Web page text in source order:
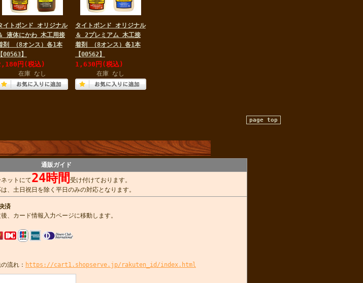
イトボンド オリジナル
液体にかわ 木工用接
剤 （8オンス）各1本
【00563】
円 (税込)
在庫 なし
タイトボンド オリジナル
＆ 2プレミアム 木工接
着剤 （8オンス）各1本
【00562】
1,630円 (税込)
在庫 なし
page top
通販ガイド
ットにて24時間 受け付けております。
、土日祝日を除く平日のみの対応となります。
済
、カード情報入力ページに移動します。
流れ： https://cart1.shopserve.jp/rakuten_id/index.html